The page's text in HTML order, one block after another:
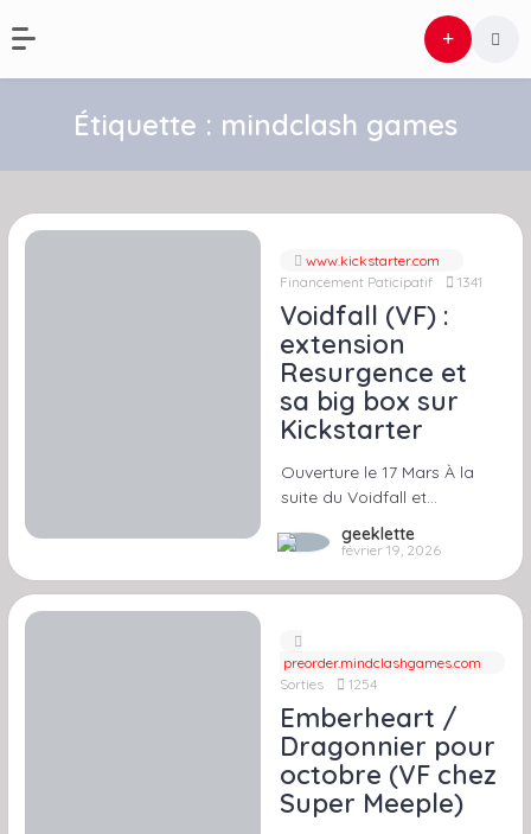
Étiquette : mindclash games
www.kickstarter.com
Financement Paticipatif
1341
Voidfall (VF) :
extension
Resurgence et
sa big box sur
Kickstarter
Ouverture le 17 Mars À la
suite du Voidfall et…
geeklette
février 19, 2026
preorder.mindclashgames.com
Sorties
1254
Emberheart /
Dragonnier pour
octobre (VF chez
Super Meeple)